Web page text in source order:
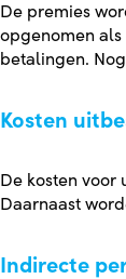
De premies
opgenomen
betalingen.
Kosten
De kosten voor
Daarnaast
Indirecte